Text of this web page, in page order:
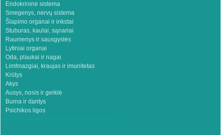
Endokrininė sistema
Smegenys, nervų sistema
Šlapimo organai ir inkstai
Stuburas, kaulai, sąnariai
Raumenys ir sausgyslės
Lytiniai organai
Oda, plaukai ir nagai
Limfmazgiai, kraujas ir imunitetas
Krūtys
Akys
Ausys, nosis ir gerklė
Burna ir dantys
Psichikos ligos